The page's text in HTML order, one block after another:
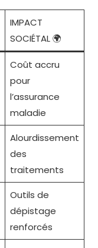
IMPACT
SOCIÉTAL 🌍
Coût accru
pour
l’assurance
maladie
Alourdissement
des
traitements
Outils de
dépistage
renforcés